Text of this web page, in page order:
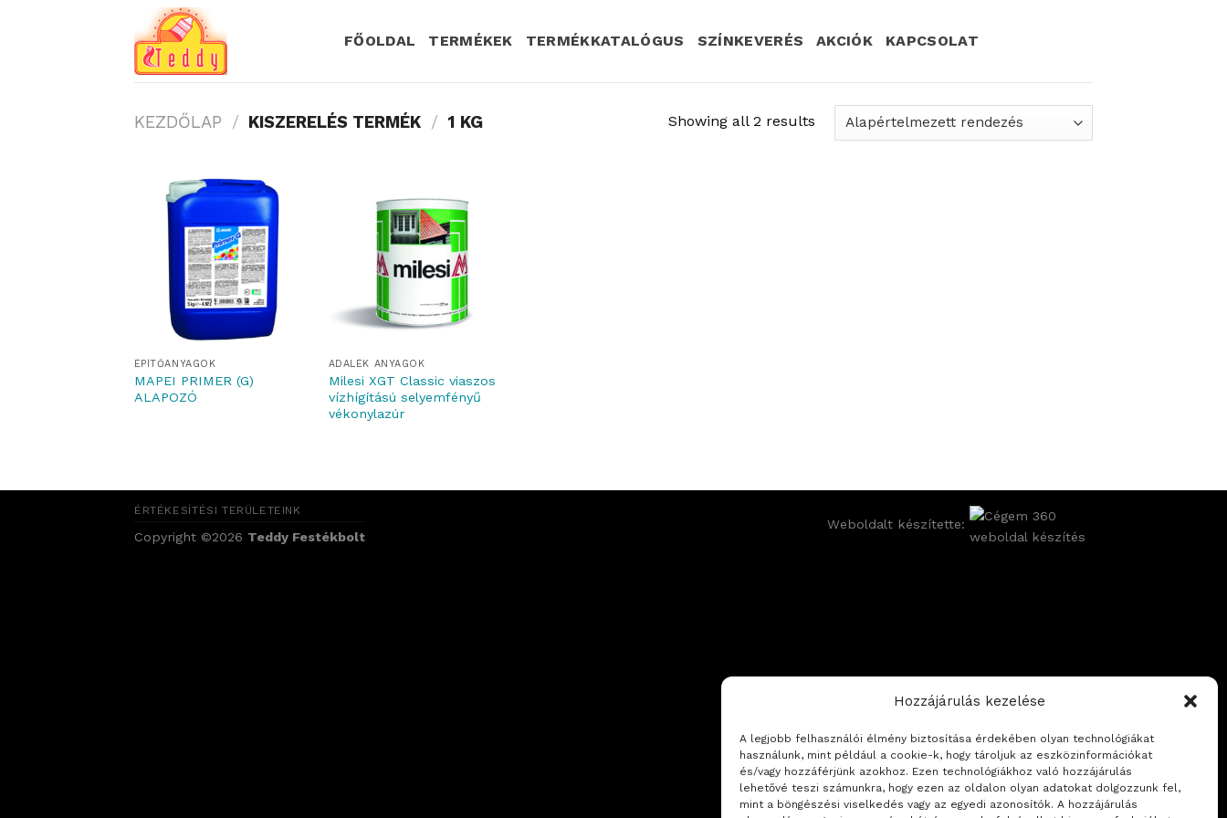
Hozzájárulás kezelése
A legjobb felhasználói élmény biztosítása érdekében olyan technológiákat
használunk, mint például a cookie-k, hogy tároljuk az eszközinformációkat
és/vagy hozzáférjünk azokhoz. Ezen technológiákhoz való hozzájárulás
lehetővé teszi számunkra, hogy ezen az oldalon olyan adatokat dolgozzunk fel,
mint a böngészési viselkedés vagy az egyedi azonosítók. A hozzájárulás
FŐOLDAL TERMÉKEK TERMÉKKATALÓGUS SZÍNKEVERÉS AKCIÓK KAPCSOLAT
KEZDŐLAP / KISZERELÉS TERMÉK / 1 KG Showing all 2 results
ÉPÍTŐANYAGOK
MAPEI PRIMER (G)
ALAPOZÓ
ADALÉK ANYAGOK
Milesi XGT Classic viaszos
vízhígítású selyemfényű
vékonylazúr
Weboldalt készítette:
ÉRTÉKESÍTÉSI TERÜLETEINK
Copyright ©2026 Teddy Festékbolt